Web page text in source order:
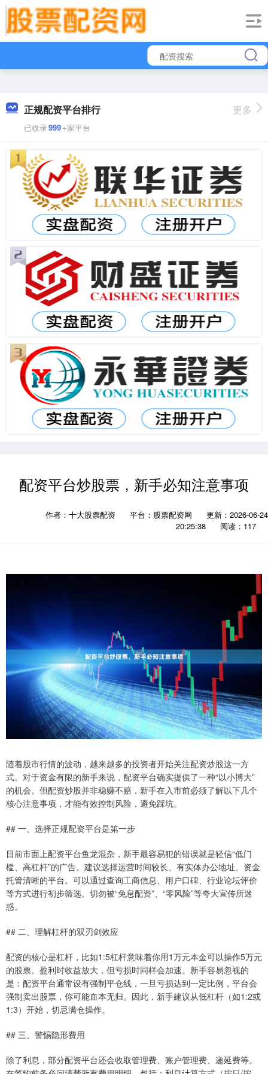
正规配资平台排行
已收录999+家平台
更多
配资平台炒股票，新手必知注意事项
作者：十大股票配资 平台：股票配资网
更新：2026-06-24
20:25:38
阅读：117
随着股市行情的波动，越来越多的投资者开始关注配资炒股这一方
式。对于资金有限的新手来说，配资平台确实提供了一种“以小博大”
的机会。但配资炒股并非稳赚不赔，新手在入市前必须了解以下几个
核心注意事项，才能有效控制风险，避免踩坑。
## 一、选择正规配资平台是第一步
目前市面上配资平台鱼龙混杂，新手最容易犯的错误就是轻信“低门
槛、高杠杆”的广告。建议选择运营时间较长、有实体办公地址、资金
托管清晰的平台。可以通过查询工商信息、用户口碑、行业论坛评价
等方式进行初步筛选。切勿被“免息配资”、“零风险”等夸大宣传所迷
惑。
## 二、理解杠杆的双刃剑效应
配资的核心是杠杆，比如1:5杠杆意味着你用1万元本金可以操作5万元
的股票。盈利时收益放大，但亏损时同样会加速。新手容易忽视的
是：配资平台通常设有强制平仓线，一旦亏损达到一定比例，平台会
强制卖出股票，你可能血本无归。因此，新手建议从低杠杆（如1:2或
1:3）开始，切忌满仓操作。
## 三、警惕隐形费用
除了利息，部分配资平台还会收取管理费、账户管理费、递延费等。